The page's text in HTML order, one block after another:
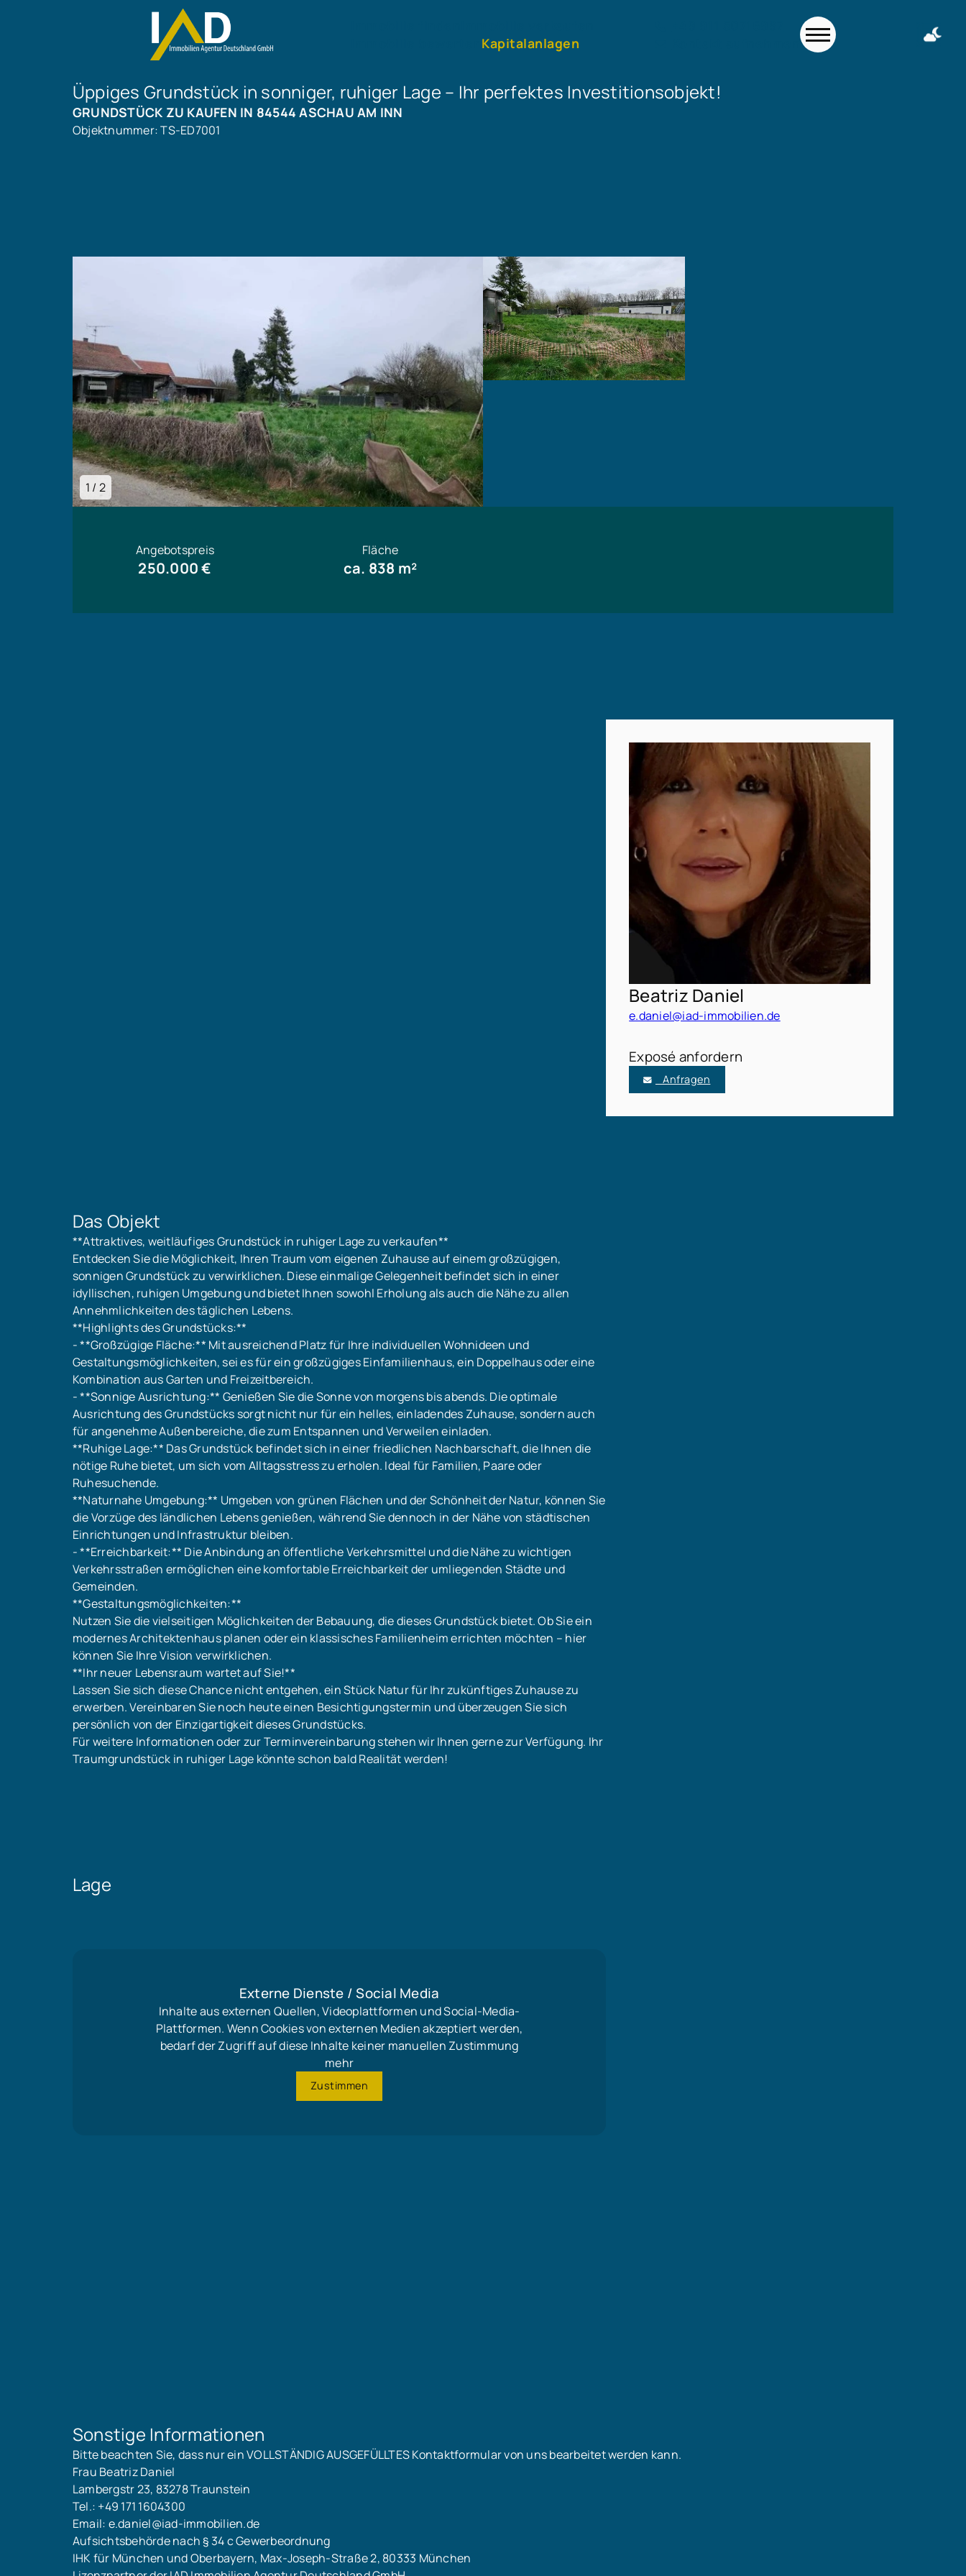
Kapitalanlagen
Kontakt aufnehmen
Üppiges Grundstück in sonniger, ruhiger Lage – Ihr perfektes Investitionsobjekt!
GRUNDSTÜCK ZU KAUFEN IN 84544 ASCHAU AM INN
Objektnummer: TS-ED7001
1 / 2
Angebotspreis
250.000 €
Fläche
ca. 838 m²
Das Objekt
**Attraktives, weitläufiges Grundstück in ruhiger Lage zu verkaufen**
Entdecken Sie die Möglichkeit, Ihren Traum vom eigenen Zuhause auf einem großzügigen,
sonnigen Grundstück zu verwirklichen. Diese einmalige Gelegenheit befindet sich in einer
idyllischen, ruhigen Umgebung und bietet Ihnen sowohl Erholung als auch die Nähe zu allen
Annehmlichkeiten des täglichen Lebens.
**Highlights des Grundstücks:**
- **Großzügige Fläche:** Mit ausreichend Platz für Ihre individuellen Wohnideen und
Gestaltungsmöglichkeiten, sei es für ein großzügiges Einfamilienhaus, ein Doppelhaus oder eine
Kombination aus Garten und Freizeitbereich.
- **Sonnige Ausrichtung:** Genießen Sie die Sonne von morgens bis abends. Die optimale
Ausrichtung des Grundstücks sorgt nicht nur für ein helles, einladendes Zuhause, sondern auch
für angenehme Außenbereiche, die zum Entspannen und Verweilen einladen.
**Ruhige Lage:** Das Grundstück befindet sich in einer friedlichen Nachbarschaft, die Ihnen die
nötige Ruhe bietet, um sich vom Alltagsstress zu erholen. Ideal für Familien, Paare oder
Ruhesuchende.
**Naturnahe Umgebung:** Umgeben von grünen Flächen und der Schönheit der Natur, können Sie
die Vorzüge des ländlichen Lebens genießen, während Sie dennoch in der Nähe von städtischen
Einrichtungen und Infrastruktur bleiben.
- **Erreichbarkeit:** Die Anbindung an öffentliche Verkehrsmittel und die Nähe zu wichtigen
Verkehrsstraßen ermöglichen eine komfortable Erreichbarkeit der umliegenden Städte und
Gemeinden.
**Gestaltungsmöglichkeiten:**
Nutzen Sie die vielseitigen Möglichkeiten der Bebauung, die dieses Grundstück bietet. Ob Sie ein
modernes Architektenhaus planen oder ein klassisches Familienheim errichten möchten – hier
können Sie Ihre Vision verwirklichen.
**Ihr neuer Lebensraum wartet auf Sie!**
Lassen Sie sich diese Chance nicht entgehen, ein Stück Natur für Ihr zukünftiges Zuhause zu
erwerben. Vereinbaren Sie noch heute einen Besichtigungstermin und überzeugen Sie sich
persönlich von der Einzigartigkeit dieses Grundstücks.
Für weitere Informationen oder zur Terminvereinbarung stehen wir Ihnen gerne zur Verfügung. Ihr
Traumgrundstück in ruhiger Lage könnte schon bald Realität werden!
Lage
Externe Dienste / Social Media
Inhalte aus externen Quellen, Videoplattformen und Social-Media-
Plattformen. Wenn Cookies von externen Medien akzeptiert werden,
bedarf der Zugriff auf diese Inhalte keiner manuellen Zustimmung
mehr
Zustimmen
Beatriz Daniel
e.daniel@iad-immobilien.de
Exposé anfordern
Anfragen
Sonstige Informationen
Bitte beachten Sie, dass nur ein VOLLSTÄNDIG AUSGEFÜLLTES Kontaktformular von uns bearbeitet werden kann.
Frau Beatriz Daniel
Lambergstr 23, 83278 Traunstein
Tel.: +49 171 1604300
Email: e.daniel@iad-immobilien.de
Aufsichtsbehörde nach § 34 c Gewerbeordnung
IHK für München und Oberbayern, Max-Joseph-Straße 2, 80333 München